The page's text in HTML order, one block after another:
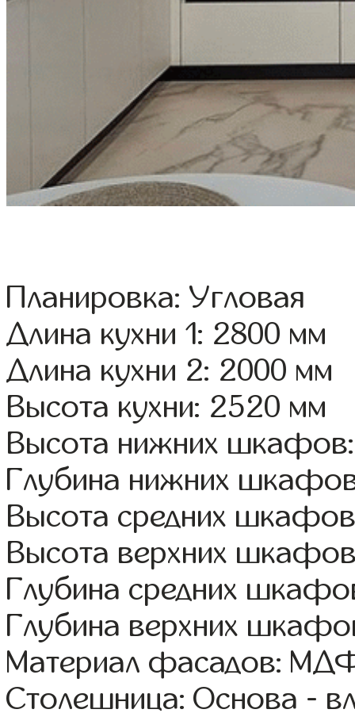
Планировка: Угловая
Длина кухни 1: 2800 мм
Длина кухни 2: 2000 мм
Высота кухни: 2520 мм
Высота нижних
Глубина нижних
Высота средних
Высота верхних
Глубина средних
Глубина верхних
Материал фасадов:
Столешница: Основа -